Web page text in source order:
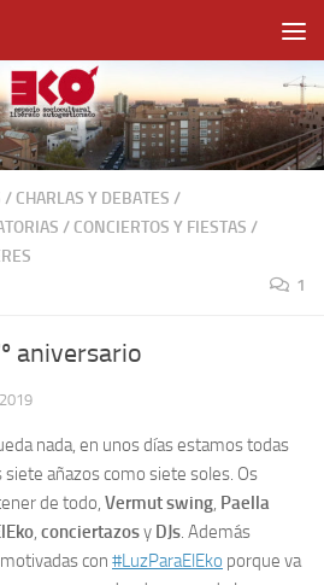
/ CHARLAS Y DEBATES /
/ CONCIERTOS Y FIESTAS /
1
aniversario
nada, en unos días estamos todas
añazos como siete soles. Os
de todo, Vermut swing, Paella
, conciertazosy DJs. Además
con #LuzParaElEko porque va